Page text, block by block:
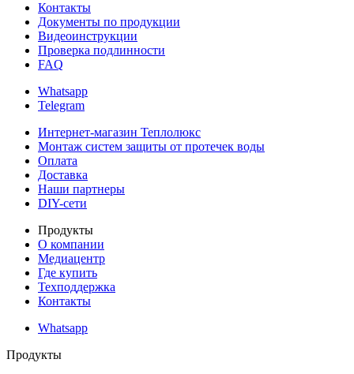
Контакты
Документы по продукции
Видеоинструкции
Проверка подлинности
FAQ
Whatsapp
Telegram
Интернет-магазин Теплолюкс
Монтаж систем защиты от протечек воды
Оплата
Доставка
Наши партнеры
DIY-сети
Продукты
О компании
Медиацентр
Где купить
Техподдержка
Контакты
Whatsapp
Продукты